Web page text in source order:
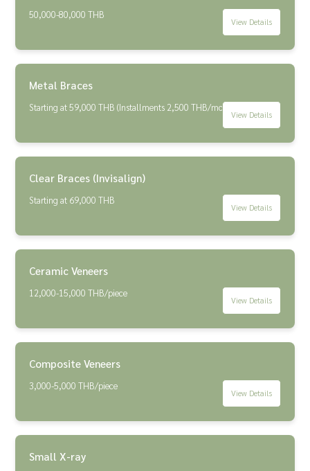
50,000-80,000 THB
View Details
Metal Braces
Starting at 59,000 THB (Installments 2,500 THB/month)
View Details
Clear Braces (Invisalign)
Starting at 69,000 THB
View Details
Ceramic Veneers
12,000-15,000 THB/piece
View Details
Composite Veneers
3,000-5,000 THB/piece
View Details
Small X-ray